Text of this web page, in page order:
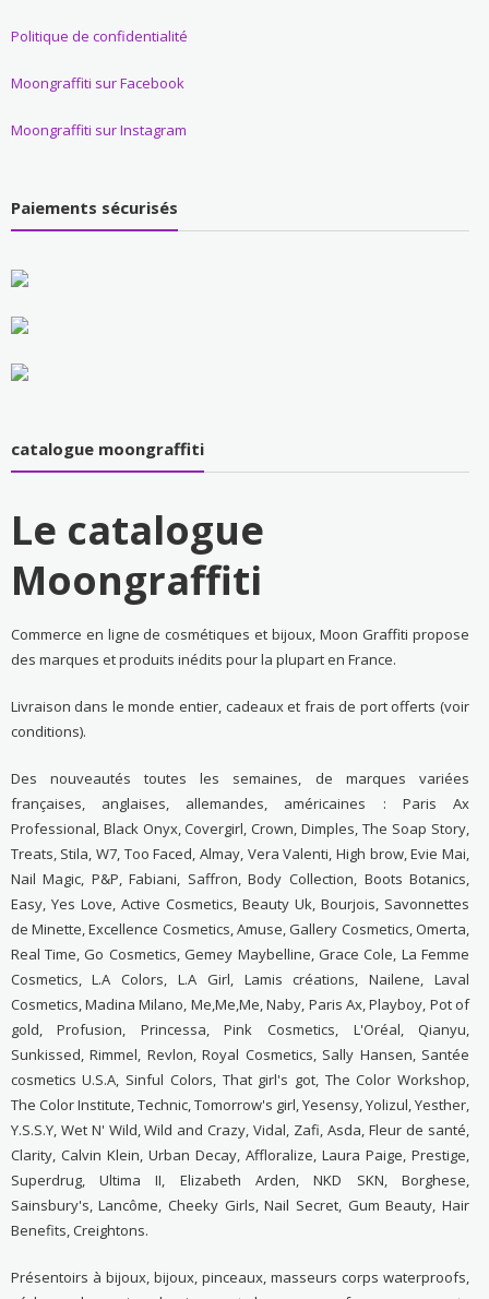
Politique de confidentialité
Moongraffiti sur Facebook
Moongraffiti sur Instagram
Paiements sécurisés
catalogue moongraffiti
Le catalogue
Moongraffiti
Commerce en ligne de cosmétiques et bijoux, Moon Graffiti propose
des marques et produits inédits pour la plupart en France.
Livraison dans le monde entier, cadeaux et frais de port offerts (voir
conditions).
Des nouveautés toutes les semaines, de marques variées
françaises, anglaises, allemandes, américaines : Paris Ax
Professional, Black Onyx, Covergirl, Crown, Dimples, The Soap Story,
Treats, Stila, W7, Too Faced, Almay, Vera Valenti, High brow, Evie Mai,
Nail Magic, P&P, Fabiani, Saffron, Body Collection, Boots Botanics,
Easy, Yes Love, Active Cosmetics, Beauty Uk, Bourjois, Savonnettes
de Minette, Excellence Cosmetics, Amuse, Gallery Cosmetics, Omerta,
Real Time, Go Cosmetics, Gemey Maybelline, Grace Cole, La Femme
Cosmetics, L.A Colors, L.A Girl, Lamis créations, Nailene, Laval
Cosmetics, Madina Milano, Me,Me,Me, Naby, Paris Ax, Playboy, Pot of
gold, Profusion, Princessa, Pink Cosmetics, L'Oréal, Qianyu,
Sunkissed, Rimmel, Revlon, Royal Cosmetics, Sally Hansen, Santée
cosmetics U.S.A, Sinful Colors, That girl's got, The Color Workshop,
The Color Institute, Technic, Tomorrow's girl, Yesensy, Yolizul, Yesther,
Y.S.S.Y, Wet N' Wild, Wild and Crazy, Vidal, Zafi, Asda, Fleur de santé,
Clarity, Calvin Klein, Urban Decay, Affloralize, Laura Paige, Prestige,
Superdrug, Ultima II, Elizabeth Arden, NKD SKN, Borghese,
Sainsbury's, Lancôme, Cheeky Girls, Nail Secret, Gum Beauty, Hair
Benefits, Creightons.
Présentoirs à bijoux, bijoux, pinceaux, masseurs corps waterproofs,